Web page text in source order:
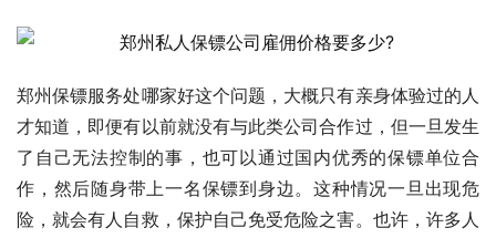
郑州保镖服务处哪家好这个问题，大概只有亲身体验过的人
才知道，即便有以前就没有与此类公司合作过，但一旦发生
了自己无法控制的事，也可以通过国内优秀的保镖单位合
作，然后随身带上一名保镖到身边。这种情况一旦出现危
险，就会有人自救，保护自己免受危险之害。也许，许多人